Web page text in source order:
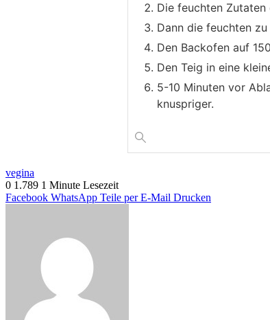
Die feuchten
Dann die feuchten
Den Backofen auf
Den Teig in eine
5-10 Minuten vor
knuspriger.
vegina
0 1.789 1 Minute Lesezeit
Facebook WhatsApp Teile per E-Mail Drucken